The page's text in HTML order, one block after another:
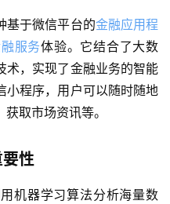
基于微信平台的金融应用程
服务体验。它结合了大数
术，实现了金融业务的智能
小程序，用户可以随时随地
取市场资讯等。
性
机器学习算法分析海量数